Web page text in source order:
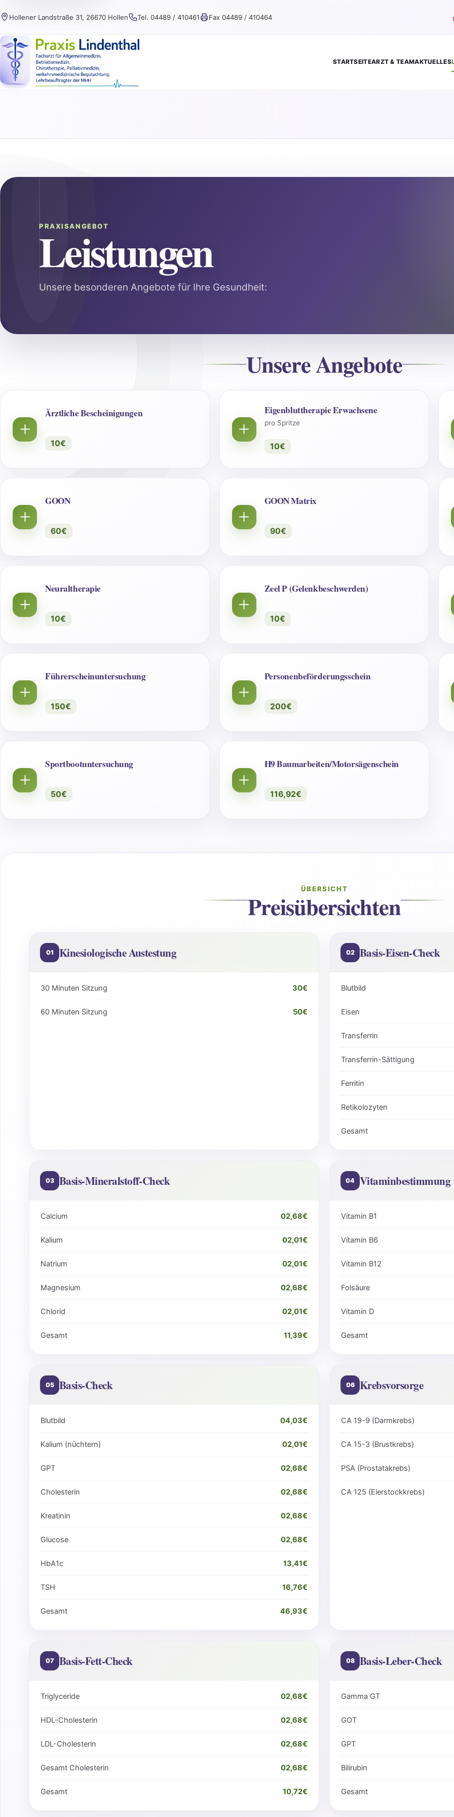
Hollener Landstraße 31, 26670 Hollen Tel. 04489 / 410461 Fax 04489 / 410464
STARTSEITEARZT & TEAMAKTUELLES
PRAXISANGEBOT
Leistungen
Unsere besonderen Angebote für Ihre Gesundheit:
Unsere Angebote
Ärztliche Bescheinigungen
10€
Eigenbluttherapie Erwachsene
pro Spritze
10€
GOON
60€
GOON Matrix
90€
Neuraltherapie
10€
Zeel P (Gelenkbeschwerden)
10€
Führerscheinuntersuchung
150€
Personenbeförderungsschein
200€
Sportbootuntersuchung
50€
H9 Baumarbeiten/Motorsägenschein
116,92€
ÜBERSICHT
Preisübersichten
01 Kinesiologische Austestung
30 Minuten Sitzung 30€
60 Minuten Sitzung 50€
02 Basis-Eisen-Check
Blutbild
Eisen
Transferrin
Transferrin-Sättigung
Ferritin
Retikolozyten
Gesamt
03 Basis-Mineralstoff-Check
Calcium 02,68€
Kalium 02,01€
Natrium 02,01€
Magnesium 02,68€
Chlorid 02,01€
Gesamt 11,39€
04 Vitaminbestimmung
Vitamin B1
Vitamin B6
Vitamin B12
Folsäure
Vitamin D
Gesamt
05 Basis-Check
Blutbild 04,03€
Kalium (nüchtern) 02,01€
GPT 02,68€
Cholesterin 02,68€
Kreatinin 02,68€
Glucose 02,68€
HbA1c 13,41€
TSH 16,76€
Gesamt 46,93€
06 Krebsvorsorge
CA 19-9 (Darmkrebs)
CA 15-3 (Brustkrebs)
PSA (Prostatakrebs)
CA 125 (Eierstockkrebs)
07 Basis-Fett-Check
Triglyceride 02,68€
HDL-Cholesterin 02,68€
LDL-Cholesterin 02,68€
Gesamt Cholesterin 02,68€
Gesamt 10,72€
08 Basis-Leber-Check
Gamma GT
GOT
GPT
Bilirubin
Gesamt